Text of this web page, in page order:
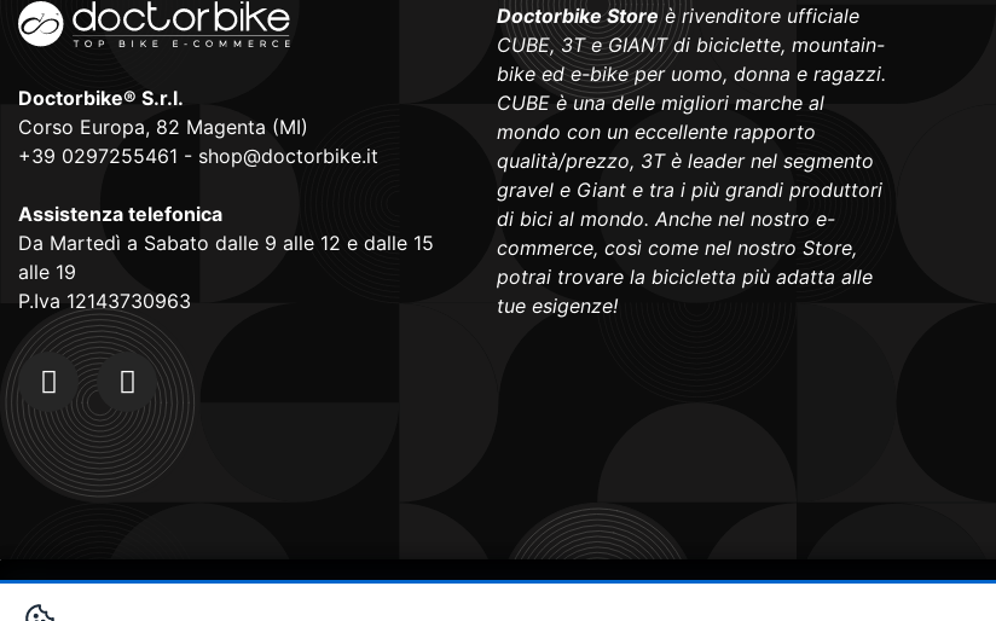
Doctorbike® S.r.l.
Corso Europa, 82 Magenta (MI)
+39 0297255461 - shop@doctorbike.it
Assistenza telefonica
Da Martedì a Sabato dalle 9 alle 12 e dalle 15
alle 19
P.Iva 12143730963
Doctorbike Storeè rivenditore ufficiale
CUBE, 3T e GIANT di biciclette, mountain-
bike ed e-bike per uomo, donna e ragazzi.
CUBE è una delle migliori marche al
mondo con un eccellente rapporto
qualità/prezzo, 3T è leader nel segmento
gravel e Giant e tra i più grandi produttori
di bici al mondo. Anche nel nostro e-
commerce, così come nel nostro Store,
potrai trovare la bicicletta più adatta alle
tue esigenze!